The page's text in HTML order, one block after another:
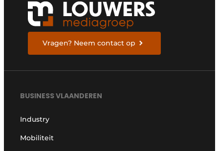
Vragen? Neem contact op
BUSINESS VLAANDEREN
Industry
Mobiliteit